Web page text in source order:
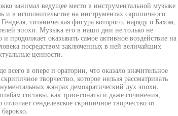
занимал ведущее место в инструментальной музыке
и в исполнительстве на инструментах скрипичного
титаническая фигура которого, наряду о Бахом,
эпохи. Музыка его в наши дни не только не
продолжает оказывать самое активное воздействие на
посредством заключенных в ней величайших
ценности.
в опере и оратории, что оказало значительное
творчество, которое нельзя рассматривать
жянрах демократический дух эпохи,
составы, как трио-сонаты и даже сочинения,
генделевское скрипичное творчество от